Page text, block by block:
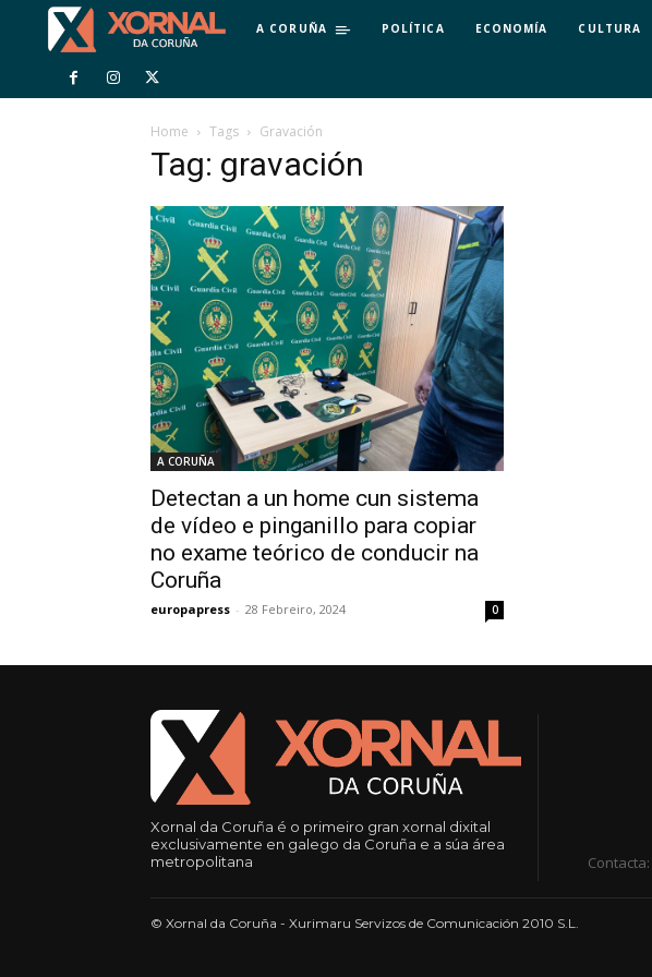
A CORUÑA POLÍTICA ECONOMÍA CULTURA
Home Tags Gravación
Tag: gravación
A CORUÑA
Detectan a un home cun sistema
de vídeo e pinganillo para copiar
no exame teórico de conducir na
Coruña
europapress - 28 Febreiro, 2024 0
Xornal da Coruña é o primeiro gran xornal dixital
exclusivamente en galego da Coruña e a súa área
metropolitana
Contacta:
© Xornal da Coruña - Xurimaru Servizos de Comunicación 2010 S.L.